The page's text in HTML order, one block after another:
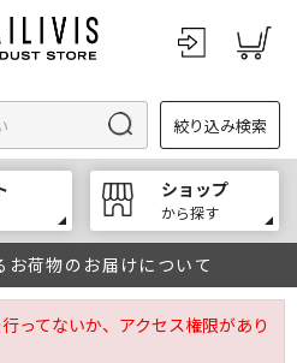
絞り込み検索
ショップ
から探す
荷物のお届けについて
ってないか、アクセス権限があり